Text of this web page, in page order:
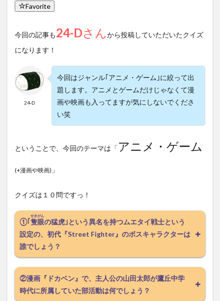
Favorite
今回の記事も24-Dさんから投稿していただいたクイズ
になります！
24-D
今回はジャンル｢アニメ・ゲーム｣に絞って出
題します。アニメとゲームだけじゃなくて漫
画や映画も入ってますが気にしないでくださ
い笑
ということで、今回のテーマは「アニメ・ゲーム
(+漫画や映画) 」
クイズは１０問ですっ！
①｢隻眼
せきがん
の猛虎｣という異名を持つムエタイ戦士という
設定の、初代『Street Fighter』のボスキャラクターは
誰でしょう？
②漫画『ドカベン』で、主人公の山田太郎が鷹丘中学
時代に所属していた部活動は何でしょう？